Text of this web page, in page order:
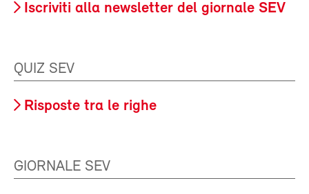
Iscriviti alla newsletter del giornale SEV
QUIZ SEV
Risposte tra le righe
GIORNALE SEV